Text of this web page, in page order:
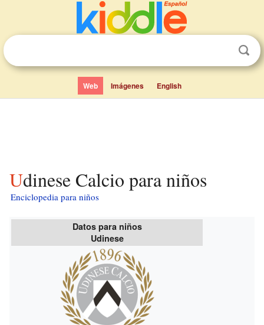
Web Imágenes English
Udinese Calcio para niños
Enciclopedia para niños
Datos para niños
Udinese